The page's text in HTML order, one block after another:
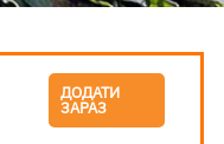
ДОДАТИ
ЗАРАЗ